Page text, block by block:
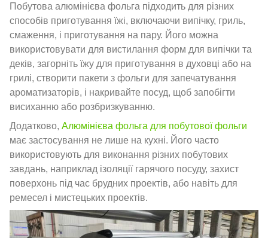
Побутова алюмінієва фольга підходить для різних
способів приготування їжі, включаючи випічку, гриль,
смаження, і приготування на пару. Його можна
використовувати для вистилання форм для випічки та
деків, загорніть їжу для приготування в духовці або на
грилі, створити пакети з фольги для запечатування
ароматизаторів, і накривайте посуд, щоб запобігти
висиханню або розбризкуванню.
Додатково, Алюмінієва фольга для побутової фольги
має застосування не лише на кухні. Його часто
використовують для виконання різних побутових
завдань, наприклад ізоляції гарячого посуду, захист
поверхонь під час брудних проектів, або навіть для
ремесел і мистецьких проектів.